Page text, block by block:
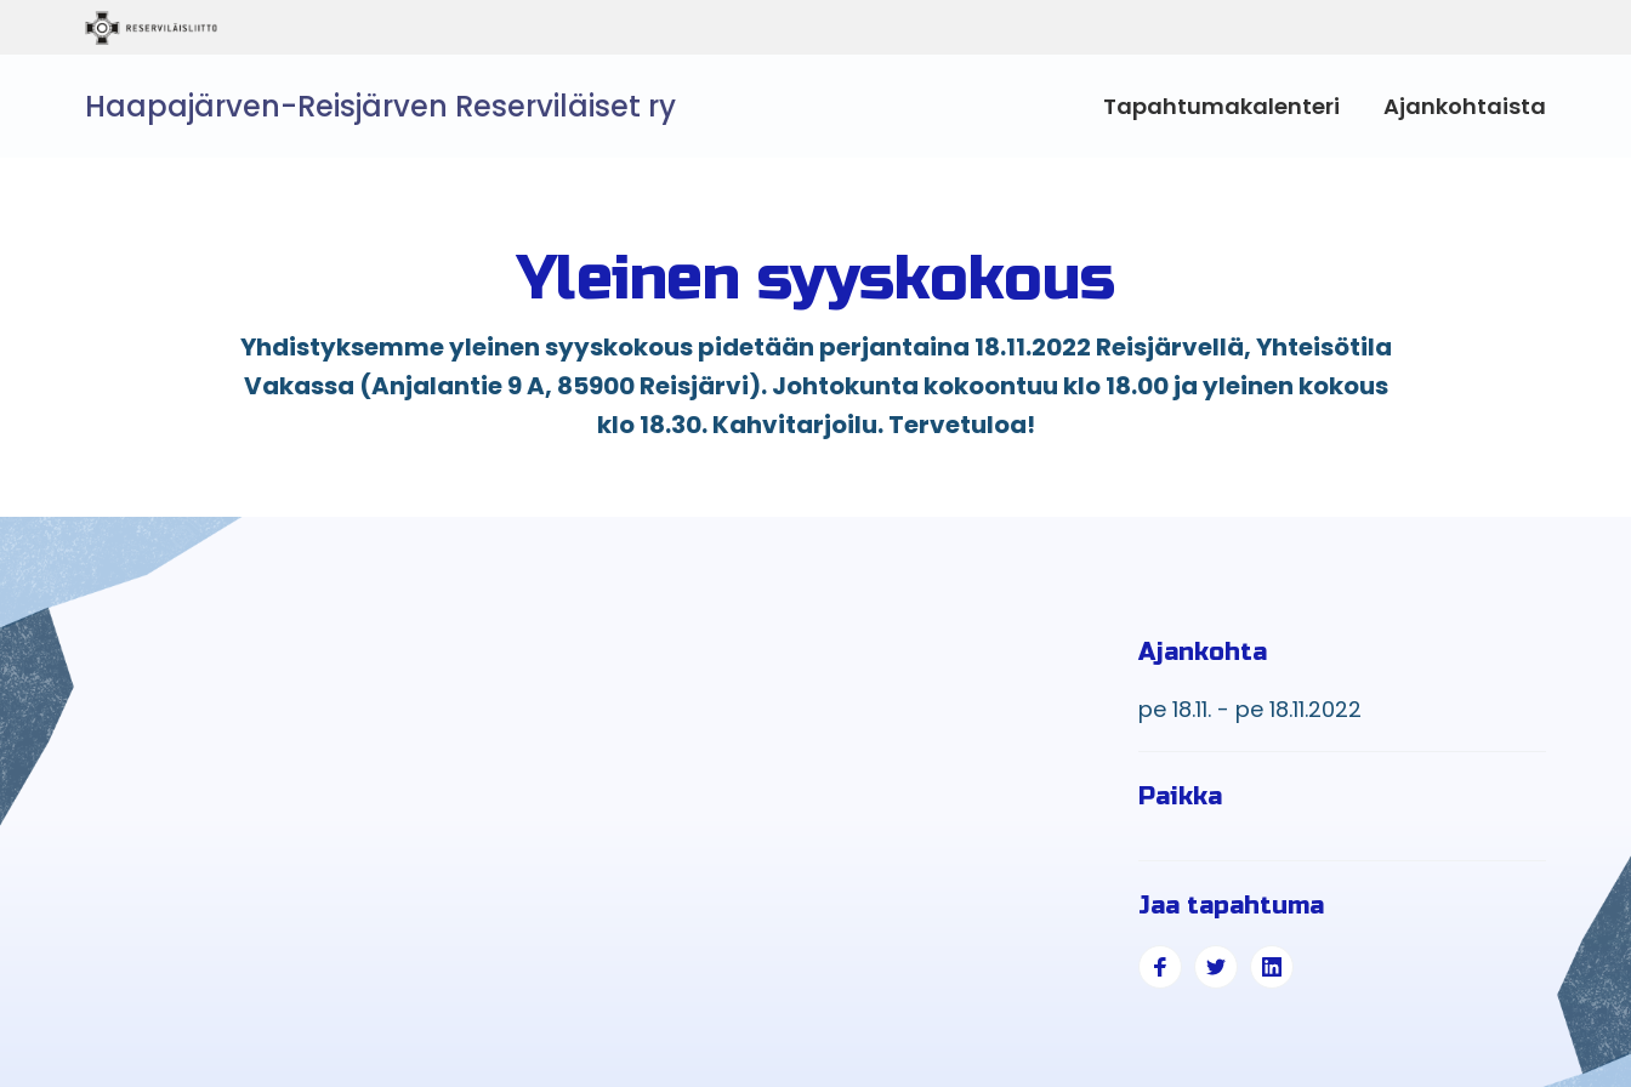
Haapajärven-Reisjärven Reserviläiset ry Tapahtumakalenteri Ajankohtaista
Yleinen syyskokous
Yhdistyksemme yleinen syyskokous pidetään perjantaina 18.11.2022 Reisjärvellä, Yhteisötila
Vakassa (Anjalantie 9 A, 85900 Reisjärvi). Johtokunta kokoontuu klo 18.00 ja yleinen kokous
klo 18.30. Kahvitarjoilu. Tervetuloa!
Ajankohta
pe 18.11. - pe 18.11.2022
Paikka
Jaa tapahtuma